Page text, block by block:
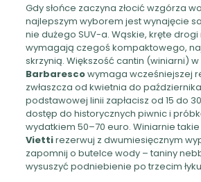
Gdy słońce zaczyna złocić wzgórza
najlepszym wyborem jest wynajęcie
nie dużego SUV-a. Wąskie, kręte
wymagają czegoś kompaktowego,
skrzynią. Większość cantin (winiarni)
Barbarescowymaga wcześniejszej
zwłaszcza od kwietnia do
podstawowej linii zapłacisz od 15 do
dostęp do historycznych piwnic i
wydatkiem 50–70 euro. Winiarnie takie
Viettirezerwuj z dwumiesięcznym
zapomnij o butelce wody – taniny
wysuszyć podniebienie po trzecim